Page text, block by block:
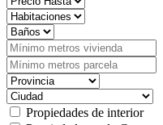
Propiedades de interior